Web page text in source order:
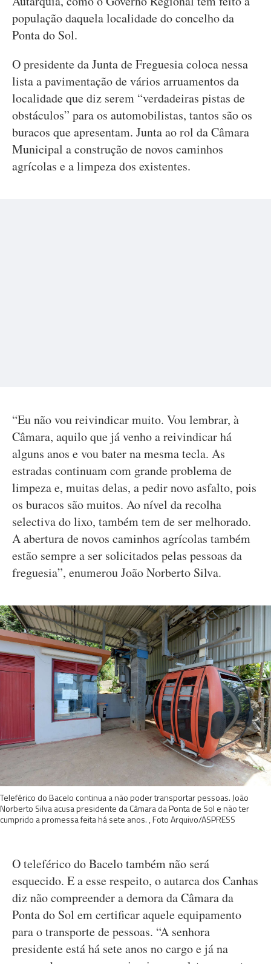
população daquela localidade do concelho da
Ponta do Sol.
O presidente da Junta de Freguesia coloca nessa
lista a pavimentação de vários arruamentos da
localidade que diz serem “verdadeiras pistas de
obstáculos” para os automobilistas, tantos são os
buracos que apresentam. Junta ao rol da Câmara
Municipal a construção de novos caminhos
agrícolas e a limpeza dos existentes.
“Eu não vou reivindicar muito. Vou lembrar, à
Câmara, aquilo que já venho a reivindicar há
alguns anos e vou bater na mesma tecla. As
estradas continuam com grande problema de
limpeza e, muitas delas, a pedir novo asfalto, pois
os buracos são muitos. Ao nível da recolha
selectiva do lixo, também tem de ser melhorado.
A abertura de novos caminhos agrícolas também
estão sempre a ser solicitados pelas pessoas da
freguesia”, enumerou João Norberto Silva.
Teleférico do Bacelo continua a não poder transportar pessoas. João
Norberto Silva acusa presidente da Câmara da Ponta de Sol e não ter
cumprido a promessa feita há sete anos. , Foto Arquivo/ASPRESS
O teleférico do Bacelo também não será
esquecido. E a esse respeito, o autarca dos Canhas
diz não compreender a demora da Câmara da
Ponta do Sol em certificar aquele equipamento
para o transporte de pessoas. “A senhora
presidente está há sete anos no cargo e já na